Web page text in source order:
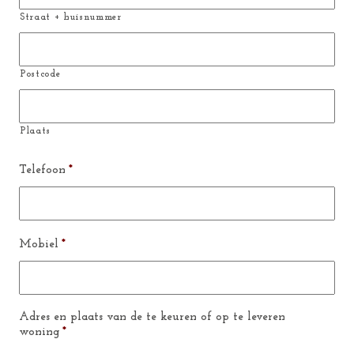
Straat + huisnummer
Postcode
Plaats
Telefoon *
Mobiel *
Adres en plaats van de te keuren of op te leveren
woning *